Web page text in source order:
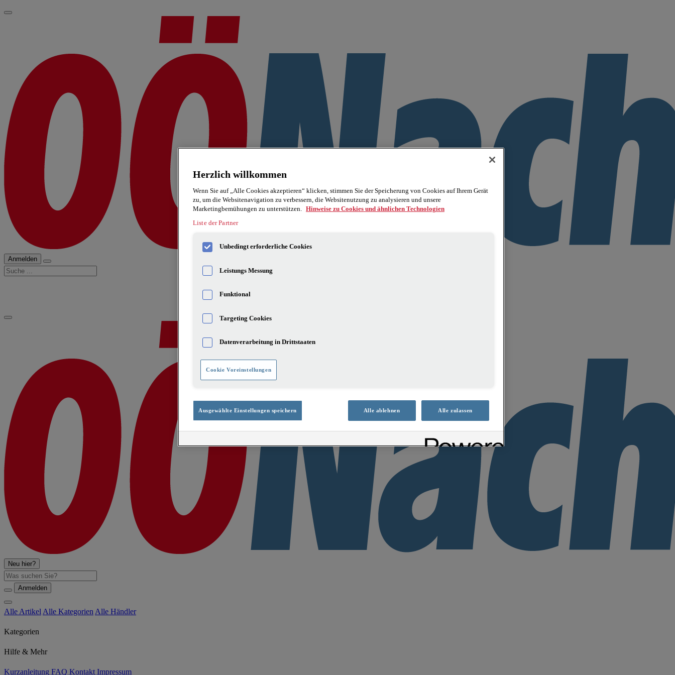
Anmelden
Suche
Neu hier?
Suche
Anmelden
Alle Artikel Alle Kategorien Alle Händler
Kategorien
Hilfe & Mehr
Kurzanleitung FAQ Kontakt Impressum
Herzlich willkommen
Wenn Sie auf „Alle Cookies akzeptieren“ klicken, stimmen Sie der Speicherung von Cookies auf Ihrem Gerät
zu, um die Websitenavigation zu verbessern, die Websitenutzung zu analysieren und unsere
Marketingbemühungen zu unterstützen.
Hinweise zu Cookies und ähnlichen Technologien
Liste der Partner
Unbedingt erforderliche Cookies
Leistungs Messung
Funktional
Targeting Cookies
Datenverarbeitung in Drittstaaten
Cookie Voreinstellungen
Ausgewählte Einstellungen speichern Alle ablehnen Alle zulassen